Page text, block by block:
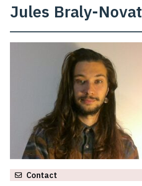
Jules Braly-Novat
Contact